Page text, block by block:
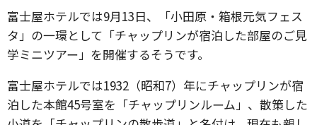
富士屋ホテルでは9月13日、「小田原・箱根元気フェス
タ」の一環として「チャップリンが宿泊した部屋のご見
学ミニツアー」を開催するそうです。
富士屋ホテルでは1932（昭和7）年にチャップリンが宿
泊した本館45号室を「チャップリンルーム」、散策した